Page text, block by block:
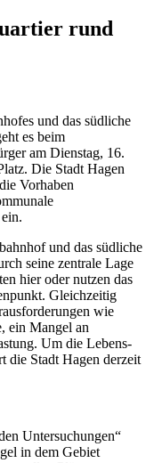
rund
und das südliche
es beim
am Dienstag, 16.
Die Stadt Hagen
Vorhaben
und das südliche
seine zentrale Lage
hier oder nutzen das
Gleichzeitig
wie
ein Mangel an
Um die Lebens-
die Stadt Hagen derzeit
Untersuchungen“
in dem Gebiet